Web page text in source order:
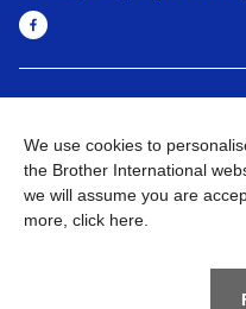
အချက်အလက်မူဝါဒ အသုံး
Brother Global ဝက်ဆိုဒ်သို့သွားရန်
We use cookies to
the Brother International
we will assume you are
more, click here